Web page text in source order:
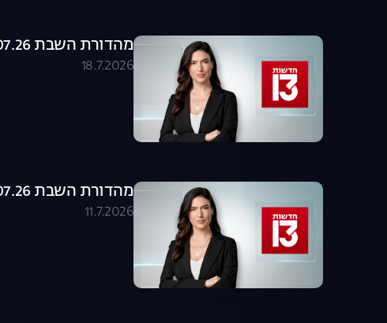
מהדורת השבת 18.07.26 - המהדורה המלאה
18.7.2026
מהדורת השבת 11.07.26 - המהדורה המלאה
11.7.2026